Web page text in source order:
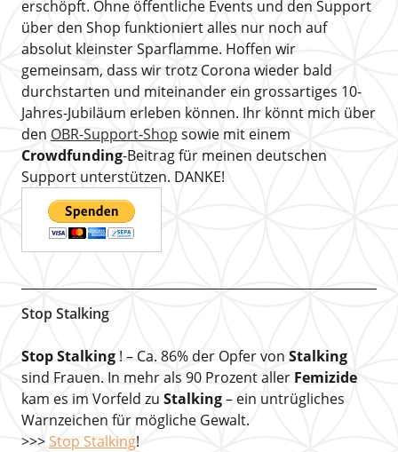
erschöpft. Ohne öffentliche Events und den Support
über den Shop funktioniert alles nur noch auf
absolut kleinster Sparflamme. Hoffen wir
gemeinsam, dass wir trotz Corona wieder bald
durchstarten und miteinander ein grossartiges 10-
Jahres-Jubiläum erleben können. Ihr könnt mich über
den OBR-Support-Shop sowie mit einem
Crowdfunding-Beitrag für meinen deutschen
Support unterstützen. DANKE!
Stop Stalking
Stop Stalking! – Ca. 86% der Opfer von Stalking
sind Frauen. In mehr als 90 Prozent aller Femizide
kam es im Vorfeld zu Stalking– ein untrügliches
Warnzeichen für mögliche Gewalt.
>>>Stop Stalking!